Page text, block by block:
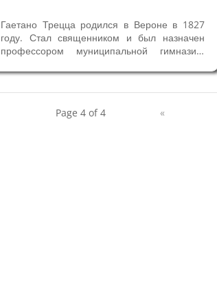
Гаетано Трецца родился в Вероне в 1827
году. Стал священником и был назначен
профессором муниципальной гимназии.
крамоле, заключает в тюрьму и лишает
права преподавания. В 1860 г. Трецца
Page 4 of 4 «